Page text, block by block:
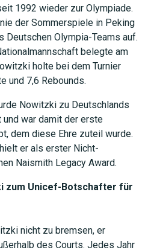
1992 wieder zur Olympiade.
der Sommerspiele in Peking
Deutschen Olympia-Teams auf.
belegte am
holte bei dem Turnier
und 7,6 Rebounds.
Nowitzki zu Deutschlands
war damit der erste
dem diese Ehre zuteil wurde.
er als erster Nicht-
Naismith Legacy Award.
zum Unicef-Botschafter für
nicht zu bremsen, er
des Courts. Jedes Jahr